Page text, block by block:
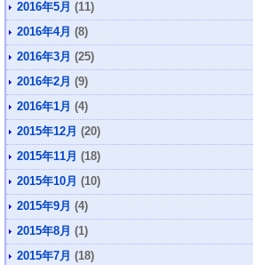
2016年5月 (11)
2016年4月 (8)
2016年3月 (25)
2016年2月 (9)
2016年1月 (4)
2015年12月 (20)
2015年11月 (18)
2015年10月 (10)
2015年9月 (4)
2015年8月 (1)
2015年7月 (18)